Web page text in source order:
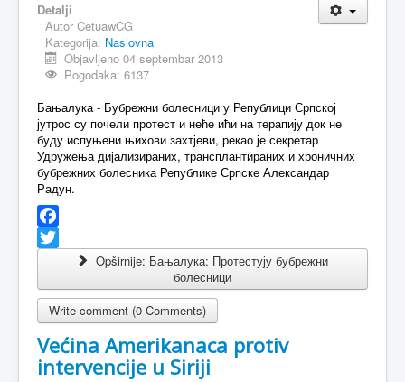
Detalji
Autor CetuawCG
Kategorija: Naslovna
Objavljeno 04 septembar 2013
Pogodaka: 6137
Бањалука - Бубрежни болесници у Републици Српској
јутрос су почели протест и неће ићи на терапију док не
буду испуњени њихови захтјеви, рекао је секретар
Удружења дијализираних, трансплантираних и хроничних
бубрежних болесника Републике Српске Александар
Радун.
Facebook
Opširnije: Бањалука: Протестују бубрежни
болесници
Write comment (0 Comments)
Većina Amerikanaca protiv
intervencije u Siriji